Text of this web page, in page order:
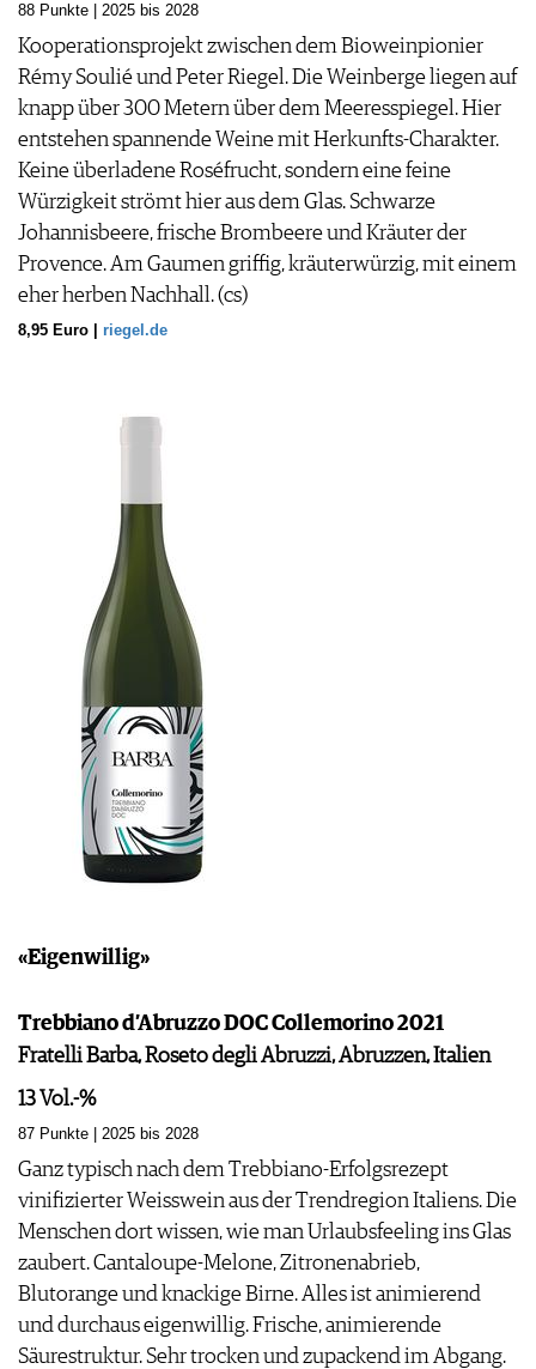
WERBUNG
PRESSE
IMPRESSUM
AGB & DATENSCHUTZ
FAQ
88 Punkte | 2025 bis 2028
Kooperationsprojekt zwischen dem Bioweinpionier
Rémy Soulié und Peter Riegel. Die Weinberge liegen auf
knapp über 300 Metern über dem Meeresspiegel. Hier
entstehen spannende Weine mit Herkunfts-Charakter.
Keine überladene Roséfrucht, sondern eine feine
Würzigkeit strömt hier aus dem Glas. Schwarze
Johannisbeere, frische Brombeere und Kräuter der
Provence. Am Gaumen griffig, kräuterwürzig, mit einem
eher herben Nachhall. (cs)
8,95 Euro | riegel.de
«Eigenwillig»
Trebbiano d’Abruzzo DOC Collemorino 2021
Fratelli Barba, Roseto degli Abruzzi, Abruzzen, Italien
13 Vol.-%
87 Punkte | 2025 bis 2028
Ganz typisch nach dem Trebbiano-Erfolgsrezept
vinifizierter Weisswein aus der Trendregion Italiens. Die
Menschen dort wissen, wie man Urlaubsfeeling ins Glas
zaubert. Cantaloupe-Melone, Zitronenabrieb,
Blutorange und knackige Birne. Alles ist animierend
und durchaus eigenwillig. Frische, animierende
Säurestruktur. Sehr trocken und zupackend im Abgang.